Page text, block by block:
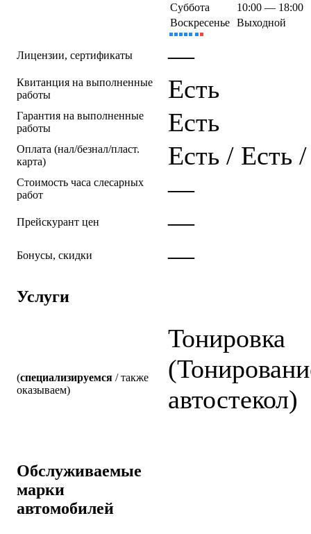
Суббота
10:00 — 18:00
Воскресенье Выходной
Лицензии, сертификаты —
Квитанция на выполненные
работы
Есть
Гарантия на выполненные
работы
Есть
Оплата (нал/безнал/пласт.
карта)
Есть / Есть
Стоимость часа слесарных
работ
—
Прейскурант цен —
Бонусы, скидки —
Услуги
(специализируемся / также
оказываем)
Тонировка
автостекол)
Обслуживаемые
марки
автомобилей